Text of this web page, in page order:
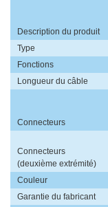
Description du produit
Type
Fonctions
Longueur du câble
Connecteurs
Connecteurs
(deuxième extrémité)
Couleur
Garantie du fabricant